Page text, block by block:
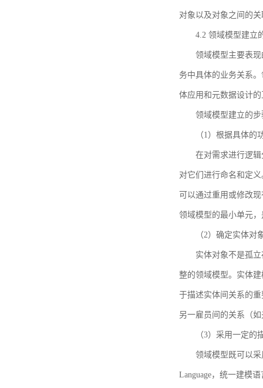
对象以及对象之间的
4.2 领域模型建立
领域模型主要表
务中具体的业务关系
体应用和元数据设计
领域模型建立的
（1）根据具体
在对需求进行逻
对它们进行命名和定
可以通过重用或修改
领域模型的最小单元
（2）确定实体
实体对象不是孤
整的领域模型。实体
于描述实体间关系的
另一雇员间的关系（
（3）采用一定
领域模型既可以
Language，统一建模